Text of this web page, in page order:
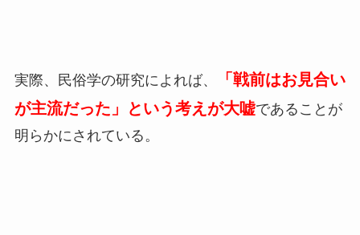
実際、民俗学の研究によれば、
「戦前はお見合い
が主流だった」という考えが大嘘であることが
明らかにされている。